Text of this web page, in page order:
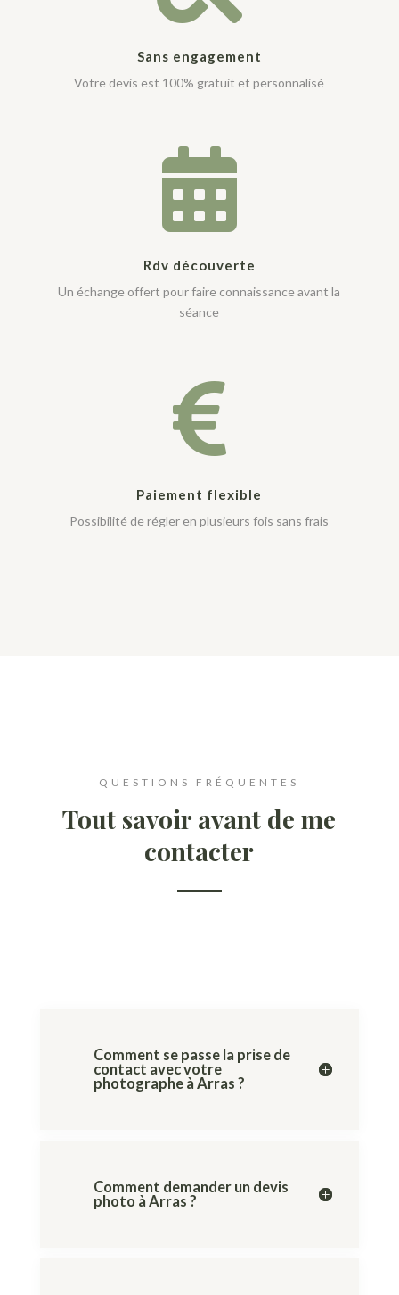
Sans engagement
Votre devis est 100% gratuit et personnalisé

Rdv découverte
Un échange offert pour faire connaissance avant la
séance

Paiement flexible
Possibilité de régler en plusieurs fois sans frais
QUESTIONS FRÉQUENTES
Tout savoir avant de me
contacter
Comment se passe la prise de
contact avec votre
photographe à Arras ?
Comment demander un devis
photo à Arras ?